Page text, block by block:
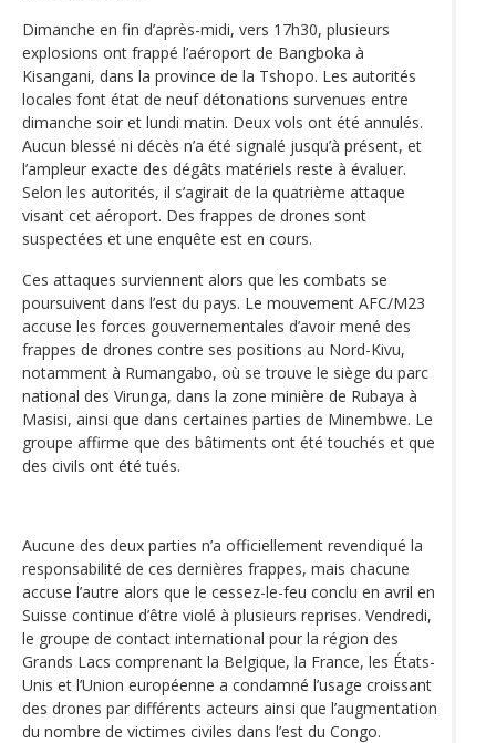
Dimanche en fin d’après-midi, vers 17h30, plusieurs
explosions ont frappé l’aéroport de Bangboka à
Kisangani, dans la province de la Tshopo. Les autorités
locales font état de neuf détonations survenues entre
dimanche soir et lundi matin. Deux vols ont été annulés.
Aucun blessé ni décès n’a été signalé jusqu’à présent, et
l’ampleur exacte des dégâts matériels reste à évaluer.
Selon les autorités, il s’agirait de la quatrième attaque
visant cet aéroport. Des frappes de drones sont
suspectées et une enquête est en cours.
Ces attaques surviennent alors que les combats se
poursuivent dans l’est du pays. Le mouvement AFC/M23
accuse les forces gouvernementales d’avoir mené des
frappes de drones contre ses positions au Nord-Kivu,
notamment à Rumangabo, où se trouve le siège du parc
national des Virunga, dans la zone minière de Rubaya à
Masisi, ainsi que dans certaines parties de Minembwe. Le
groupe affirme que des bâtiments ont été touchés et que
des civils ont été tués.
Aucune des deux parties n’a officiellement revendiqué la
responsabilité de ces dernières frappes, mais chacune
accuse l’autre alors que le cessez-le-feu conclu en avril en
Suisse continue d’être violé à plusieurs reprises. Vendredi,
le groupe de contact international pour la région des
Grands Lacs comprenant la Belgique, la France, les États-
Unis et l’Union européenne a condamné l’usage croissant
des drones par différents acteurs ainsi que l’augmentation
du nombre de victimes civiles dans l’est du Congo.